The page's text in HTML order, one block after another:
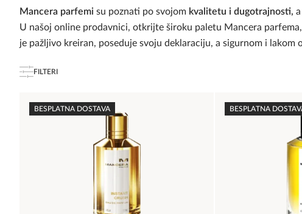
Mancera parfemi su poznati po svojom kvalitetu i dugotrajnosti,
U našoj online prodavnici, otkrijte široku paletu Mancera
je pažljivo kreiran, poseduje svoju deklaraciju, a sigurnom i
FILTERI
BESPLATNA DOSTAVA BESPLATNA